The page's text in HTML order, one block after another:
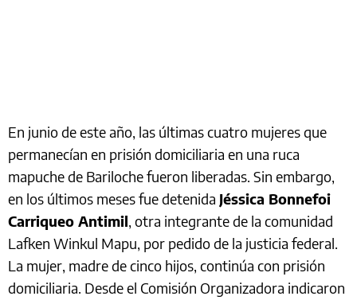
En junio de este año, las últimas cuatro mujeres que
permanecían en prisión domiciliaria en una ruca
mapuche de Bariloche fueron liberadas. Sin embargo,
en los últimos meses fue detenida Jéssica Bonnefoi
Carriqueo Antimil, otra integrante de la comunidad
Lafken Winkul Mapu, por pedido de la justicia federal.
La mujer, madre de cinco hijos, continúa con prisión
domiciliaria. Desde el Comisión Organizadora indicaron